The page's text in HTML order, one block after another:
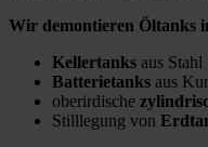
Wir demontieren Öltanks
Kellertanks aus Stahl
Batterietanks aus
oberirdische
Stilllegung von